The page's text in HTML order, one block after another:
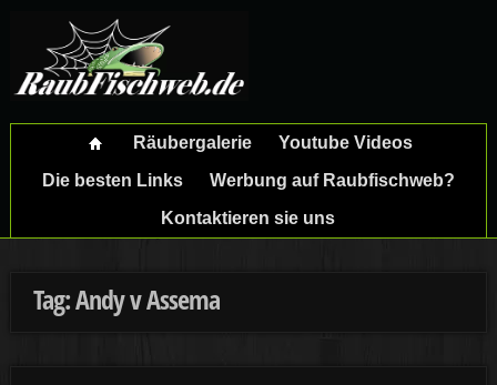
Räubergalerie
Youtube Videos
Die besten Links
Werbung auf Raubfischweb?
Kontaktieren sie uns
Tag: Andy v Assema